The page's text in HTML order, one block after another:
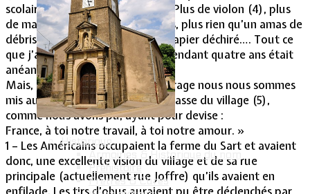
Historique
Armoiries & Historique du nom
Préhistoire
Prêtres & Curés
scolaire communal et personnel. Plus de violon (4), plus
de machine à écrire, plus de livres, plus rien qu’un amas de
débris de bois et de pierres, du papier déchiré…. Tout ce
que j’avais pu sauver et cacher pendant quatre ans était
anéanti.
Mais, cela ne fait rien… Avec courage nous nous sommes
mis au travail dans une salle de classe du village (5),
comme nous avons pu, ayant pour devise :
France, à toi notre travail, à toi notre amour. »
1 – Les Américains occupaient la ferme du Sart et avaient
donc, une excellente vision du village et de sa rue
principale (actuellement rue Joffre) qu’ils avaient en